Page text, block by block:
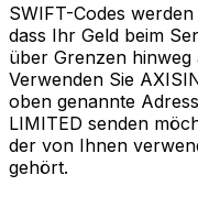
SWIFT-Codes
dass Ihr Geld beim
über Grenzen
Verwenden Sie
oben genannte
LIMITED senden
der von Ihnen
gehört.